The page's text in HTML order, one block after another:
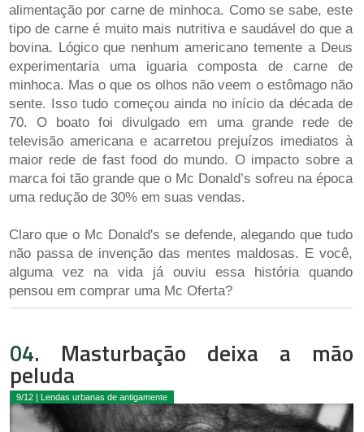
alimentação por carne de minhoca. Como se sabe, este
tipo de carne é muito mais nutritiva e saudável do que a
bovina. Lógico que nenhum americano temente a Deus
experimentaria uma iguaria composta de carne de
minhoca. Mas o que os olhos não veem o estômago não
sente. Isso tudo começou ainda no início da década de
70. O boato foi divulgado em uma grande rede de
televisão americana e acarretou prejuízos imediatos à
maior rede de fast food do mundo. O impacto sobre a
marca foi tão grande que o Mc Donald’s sofreu na época
uma redução de 30% em suas vendas.
Claro que o Mc Donald's se defende, alegando que tudo
não passa de invenção das mentes maldosas. E você,
alguma vez na vida já ouviu essa história quando
pensou em comprar uma Mc Oferta?
04. Masturbação deixa a mão
peluda
9/12 | Lendas urbanas de antigamente